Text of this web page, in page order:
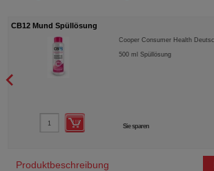
CB12 Mund Spüllösung
Cooper Consumer Health
500ml Spüllösung
Sie sparen
Produktbeschreibung